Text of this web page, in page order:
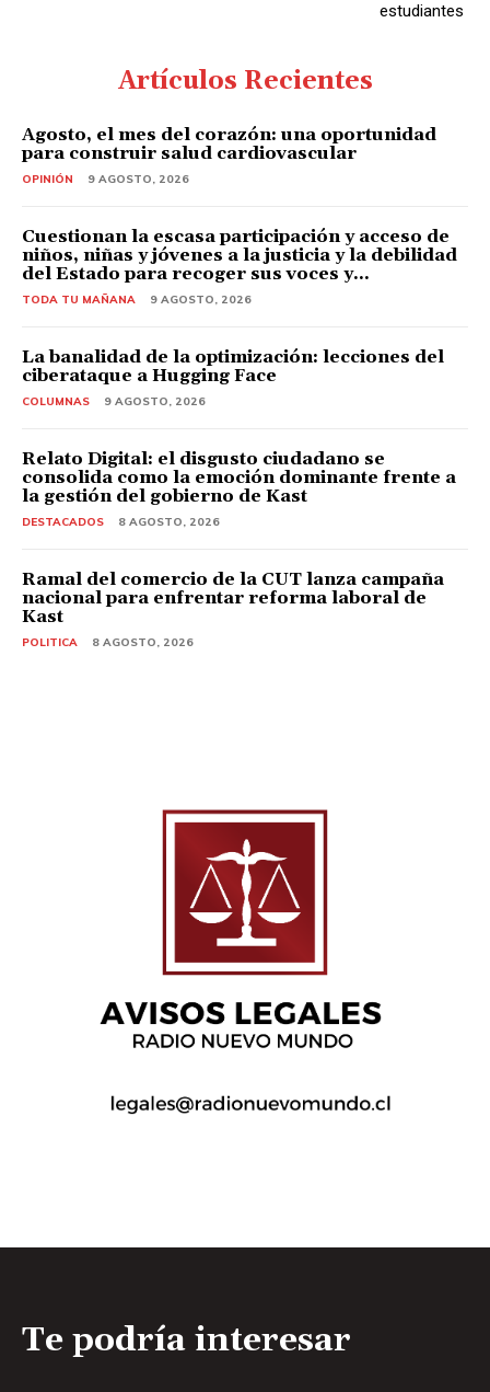
estudiantes
Artículos Recientes
Agosto, el mes del corazón: una oportunidad
para construir salud cardiovascular
OPINIÓN 9 AGOSTO, 2026
Cuestionan la escasa participación y acceso de
niños, niñas y jóvenes a la justicia y la debilidad
del Estado para recoger sus voces y...
TODA TU MAÑANA 9 AGOSTO, 2026
La banalidad de la optimización: lecciones del
ciberataque a Hugging Face
COLUMNAS 9 AGOSTO, 2026
Relato Digital: el disgusto ciudadano se
consolida como la emoción dominante frente a
la gestión del gobierno de Kast
DESTACADOS 8 AGOSTO, 2026
Ramal del comercio de la CUT lanza campaña
nacional para enfrentar reforma laboral de
Kast
POLITICA 8 AGOSTO, 2026
Te podría interesar